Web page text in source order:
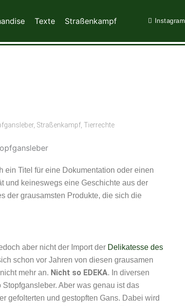
Texte Straßenkampf Instagram
, Straßenkampf Tierrechte
ein Titel für eine Dokumentation oder einen
und keineswegs eine Geschichte aus der
der grausamsten Produkte, die sich die
aber nicht der Import der Delikatesse des
schon vor Jahren von diesen grausamen
mehr an. Nicht so EDEKA. In diversen
Aber was genau ist das
gefolterten und gestopften Gans. Dabei wird